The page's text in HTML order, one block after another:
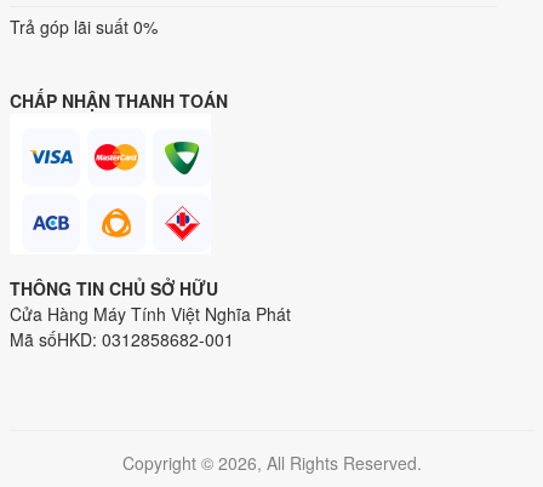
Trả góp lãi suất 0%
CHẤP NHẬN THANH TOÁN
THÔNG TIN CHỦ SỞ HỮU
Cửa Hàng Máy Tính Việt Nghĩa Phát
Mã sốHKD: 0312858682-001
Copyright © 2026, All Rights Reserved.